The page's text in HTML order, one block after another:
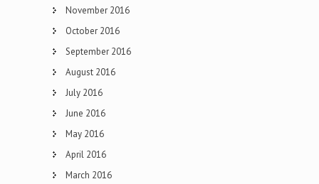
November 2016
October 2016
September 2016
August 2016
July 2016
June 2016
May 2016
April 2016
March 2016